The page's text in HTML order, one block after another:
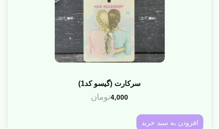
سرکارت (گیسو کد1)
4,000تومان
افزودن به سبد خرید